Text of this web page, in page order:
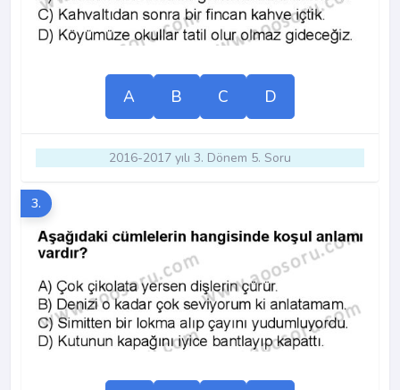
A B C D
2016-2017 yılı 3. Dönem 5. Soru
3.